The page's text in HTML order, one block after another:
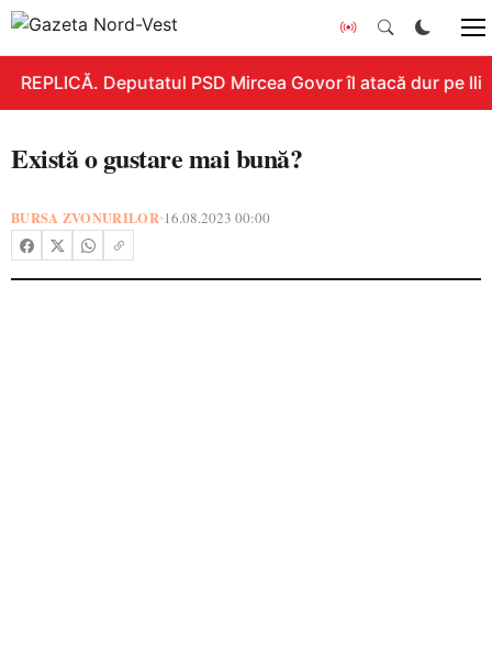
REPLICĂ. Deputatul PSD Mircea Govor îl atacă dur pe
Există o gustare mai bună?
BURSA ZVONURILOR•16.08.2023 00:00